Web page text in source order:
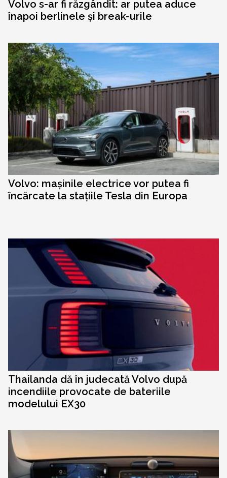
Volvo s-ar fi răzgândit: ar putea aduce
înapoi berlinele și break-urile
Volvo: mașinile electrice vor putea fi
încărcate la stațiile Tesla din Europa
Thailanda dă în judecată Volvo după
incendiile provocate de bateriile
modelului EX30